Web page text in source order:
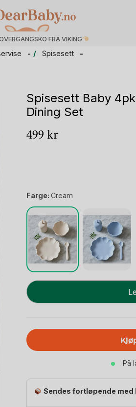
FRA VIKING
Spisesett
Spisesett Baby
Dining Set
499 kr
Farge: Cream
Spisesett
Baby
100%
Silikon
Poppy
Dining
På
Sendes fortløpende med